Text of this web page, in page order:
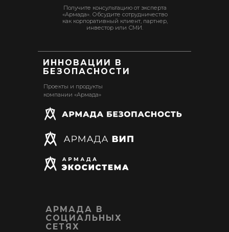
ИННОВАЦИИ В
БЕЗОПАСНОСТИ
Получите консультацию от эксперта
«Армада». Обсудите сотрудничество
как корпоративный клиент, партнер,
инвестор или СМИ.
Проекты и продукты
компании «Армада»
АРМАДА В
СОЦИАЛЬНЫХ
СЕТЯХ